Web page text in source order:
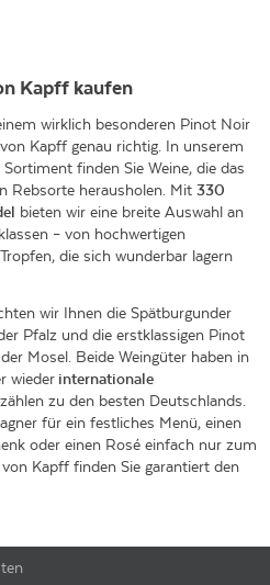
Kapff kaufen
wirklich besonderen Pinot Noir
Kapff genau richtig. In unserem
finden Sie Weine, die das
Rebsorte herausholen. Mit 330
bieten wir eine breite Auswahl an
– von hochwertigen
die sich wunderbar lagern
wir Ihnen die Spätburgunder
Pfalz und die erstklassigen Pinot
Mosel. Beide Weingüter haben in
wieder internationale
zu den besten Deutschlands.
für ein festliches Menü, einen
oder einen Rosé einfach nur zum
Kapff finden Sie garantiert den